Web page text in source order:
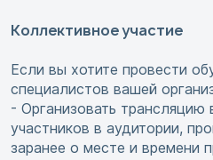
Коллективное участие
Если вы хотите провести
специалистов вашей
- Организовать трансляцию
участников в аудитории,
заранее о месте и времени